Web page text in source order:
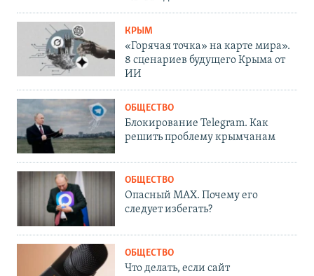
КРЫМ
«Горячая точка» на карте мира».
8 сценариев будущего Крыма от
ИИ
ОБЩЕСТВО
Блокирование Telegram. Как
решить проблему крымчанам
ОБЩЕСТВО
Опасный MAX. Почему его
следует избегать?
ОБЩЕСТВО
Что делать, если сайт